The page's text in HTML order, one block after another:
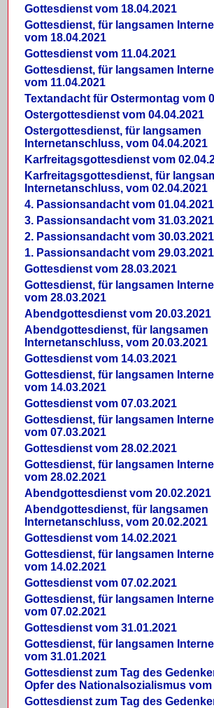
Gottesdienst vom 18.04.2021
Gottesdienst, für langsamen
vom 18.04.2021
Gottesdienst vom 11.04.2021
Gottesdienst, für langsamen
vom 11.04.2021
Textandacht für Ostermontag vom
Ostergottesdienst vom 04.04.2021
Ostergottesdienst, für langsamen
Internetanschluss, vom 04.04.2021
Karfreitagsgottesdienst vom
Karfreitagsgottesdienst, für
Internetanschluss, vom 02.04.2021
4. Passionsandacht vom 01.04.2021
3. Passionsandacht vom 31.03.2021
2. Passionsandacht vom 30.03.2021
1. Passionsandacht vom 29.03.2021
Gottesdienst vom 28.03.2021
Gottesdienst, für langsamen
vom 28.03.2021
Abendgottesdienst vom 20.03.2021
Abendgottesdienst, für langsamen
Internetanschluss, vom 20.03.2021
Gottesdienst vom 14.03.2021
Gottesdienst, für langsamen
vom 14.03.2021
Gottesdienst vom 07.03.2021
Gottesdienst, für langsamen
vom 07.03.2021
Gottesdienst vom 28.02.2021
Gottesdienst, für langsamen
vom 28.02.2021
Abendgottesdienst vom 20.02.2021
Abendgottesdienst, für langsamen
Internetanschluss, vom 20.02.2021
Gottesdienst vom 14.02.2021
Gottesdienst, für langsamen
vom 14.02.2021
Gottesdienst vom 07.02.2021
Gottesdienst, für langsamen
vom 07.02.2021
Gottesdienst vom 31.01.2021
Gottesdienst, für langsamen
vom 31.01.2021
Gottesdienst zum Tag des
Opfer des Nationalsozialismus vom
Gottesdienst zum Tag des